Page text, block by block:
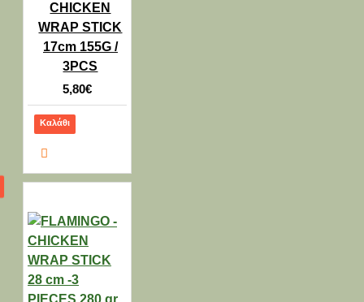
CHICKEN
WRAP STICK
17cm 155G /
3PCS
5,80€
Καλάθι